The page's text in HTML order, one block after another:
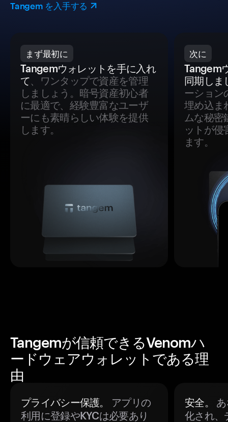
Tangem を入手する
まず最初に
Tangemウォレットを手に入れ
て、ワンタップで資産を管理
しましょう。暗号資産初心者
に最適で、経験豊富なユーザ
ーにも素晴らしい体験を提供
します。
次に
Tangem
同期しま
ーション
埋め込ま
ムな秘密
ットが侵
ます。
Tangemが信頼できるVenomハ
ードウェアウォレットである理
由
プライバシー保護。
アプリの
利用に登録やKYCは必要あり
安全。
化され、